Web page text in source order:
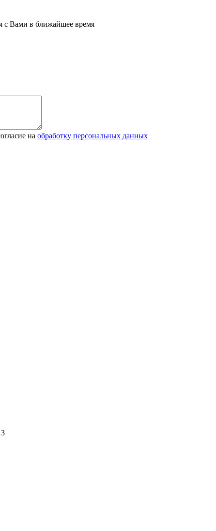
с Вами в ближайшее время
на обработку персональных данных